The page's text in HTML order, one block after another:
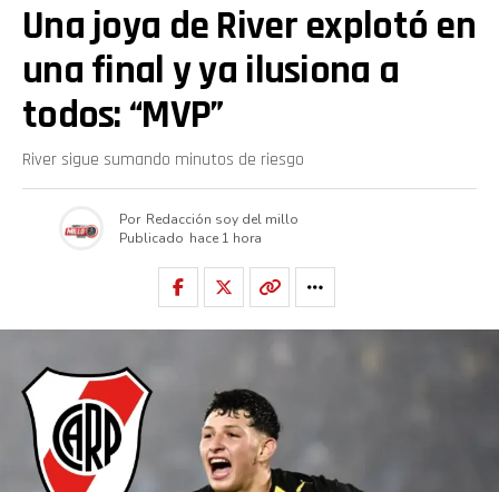
Una joya de River explotó en
una final y ya ilusiona a
todos: “MVP”
River sigue sumando minutos de riesgo
Por Redacción soy del millo
Publicado hace 1 hora